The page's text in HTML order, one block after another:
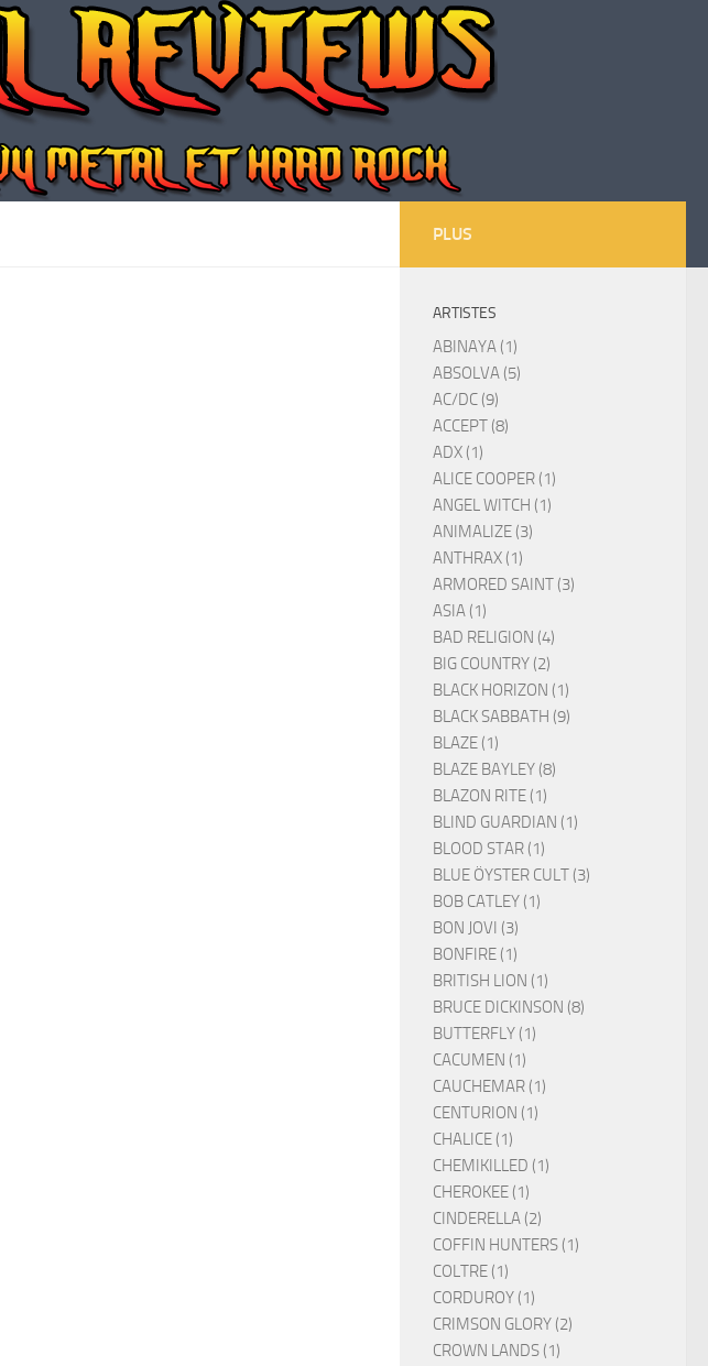
PLUS
ARTISTES
ABINAYA (1)
ABSOLVA (5)
AC/DC (9)
ACCEPT (8)
ADX (1)
ALICE COOPER (1)
ANGEL WITCH (1)
ANIMALIZE (3)
ANTHRAX (1)
ARMORED SAINT (3)
ASIA (1)
BAD RELIGION (4)
BIG COUNTRY (2)
BLACK HORIZON (1)
BLACK SABBATH (9)
BLAZE (1)
BLAZE BAYLEY (8)
BLAZON RITE (1)
BLIND GUARDIAN (1)
BLOOD STAR (1)
BLUE ÖYSTER CULT (3)
BOB CATLEY (1)
BON JOVI (3)
BONFIRE (1)
BRITISH LION (1)
BRUCE DICKINSON (8)
BUTTERFLY (1)
CACUMEN (1)
CAUCHEMAR (1)
CENTURION (1)
CHALICE (1)
CHEMIKILLED (1)
CHEROKEE (1)
CINDERELLA (2)
COFFIN HUNTERS (1)
COLTRE (1)
CORDUROY (1)
CRIMSON GLORY (2)
CROWN LANDS (1)